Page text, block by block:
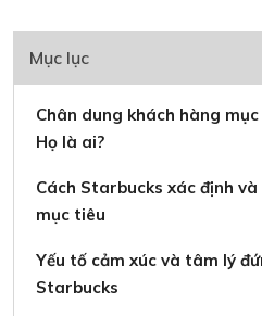
Mục lục
Chân dung khách hàng
Họ là ai?
Cách Starbucks xác định
mục tiêu
Yếu tố cảm xúc và tâm lý
Starbucks